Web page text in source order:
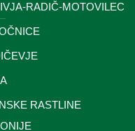
RADIČ-MOTOVILEC
RASTLINE